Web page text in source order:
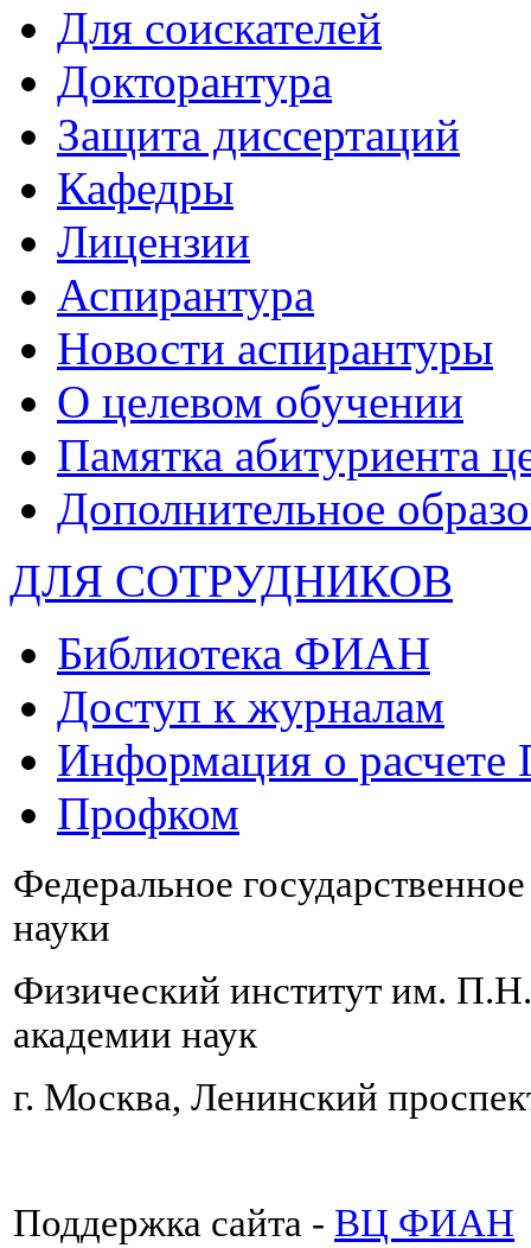
Для соискателей
Докторантура
Защита диссертаций
Кафедры
Лицензии
Аспирантура
Новости аспирантуры
О целевом обучении
Памятка абитуриента
Дополнительное
ДЛЯ СОТРУДНИКОВ
Библиотека ФИАН
Доступ к журналам
Информация о
Профком
Федеральное
науки
Физический институт им.
академии наук
г. Москва, Ленинский
Поддержка сайта - ВЦ ФИАН